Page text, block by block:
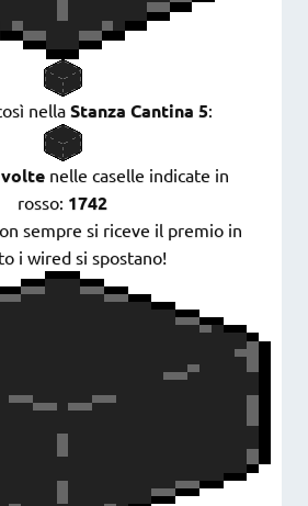
nellaStanza Cantina 5:
nelle caselle indicate in
rosso: 1742
sempre si riceve il premio in
i wired si spostano!